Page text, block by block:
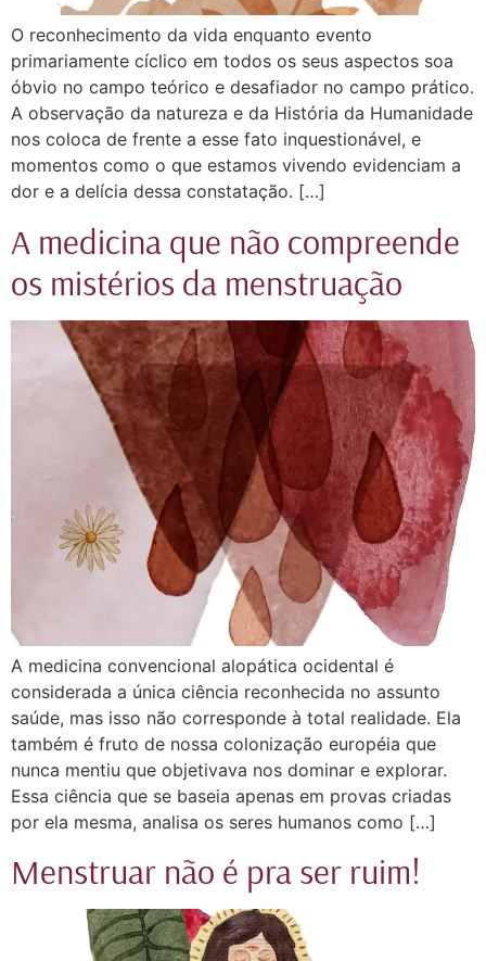
O reconhecimento da vida enquanto evento
primariamente cíclico em todos os seus aspectos soa
óbvio no campo teórico e desafiador no campo prático.
A observação da natureza e da História da Humanidade
nos coloca de frente a esse fato inquestionável, e
momentos como o que estamos vivendo evidenciam a
dor e a delícia dessa constatação. […]
A medicina que não compreende
os mistérios da menstruação
A medicina convencional alopática ocidental é
considerada a única ciência reconhecida no assunto
saúde, mas isso não corresponde à total realidade. Ela
também é fruto de nossa colonização européia que
nunca mentiu que objetivava nos dominar e explorar.
Essa ciência que se baseia apenas em provas criadas
por ela mesma, analisa os seres humanos como […]
Menstruar não é pra ser ruim!